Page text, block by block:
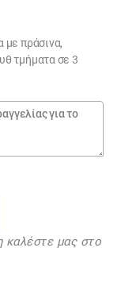
με πράσινα,
τμήματα σε 3
καλέστε μας στο